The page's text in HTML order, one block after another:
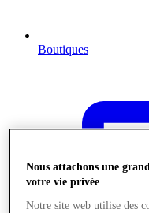
Boutiques
Nous attachons une
votre vie privée
Notre site web utilise des